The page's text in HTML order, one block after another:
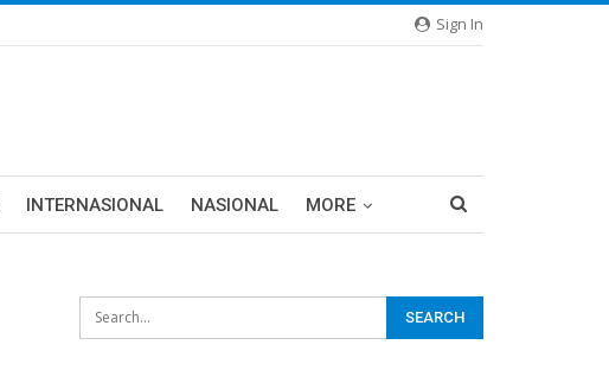
Sign In
INTERNASIONAL NASIONAL MORE